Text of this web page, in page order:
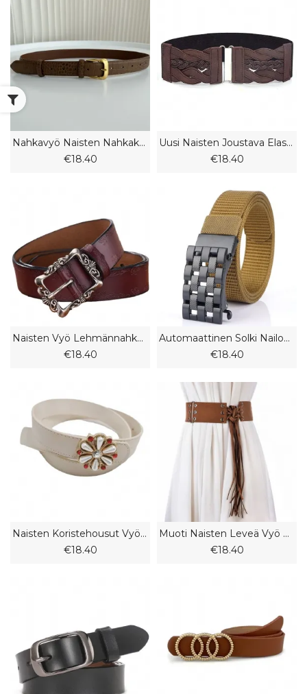
Nahkavyö Naisten Nahkakrokotiilikuvioinen Lehmännahkavyö Farkut Mustat Housut
€18.40
Uusi Naisten Joustava Elastinen Vyö Untuvatakin Vyötärönauhalla Leveä Vyö Musta Tuulitakki
€18.40
Naisten Vyö Lehmännahkainen Kohokuvioitu Vyö Muoti Persoonallisuus Retro Koristeellinen Vyön Solki
€18.40
Automaattinen Solki Nailonvyö Miesten Naisten Farkut Hampaaton Nuorten Rento Kangasvyö
€18.40
Naisten Koristehousut Vyö Muoti Vaatteet Koristemekko Mekko Hame Vyö Pu-Vyöllä
€18.40
Muoti Naisten Leveä Vyö Pitkä Tupsu Koristeltu Solmittu Vyö Punk Retro
€18.40